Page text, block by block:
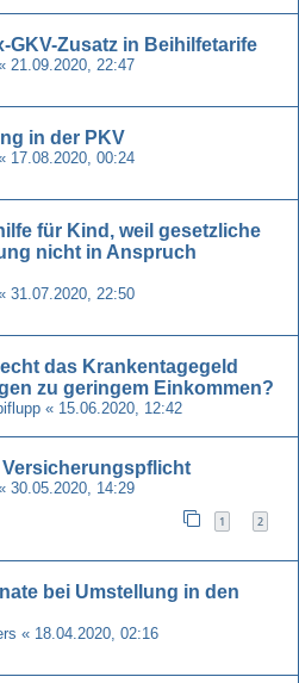
GKV-Zusatz in Beihilfetarife
21.09.2020, 22:47
in der PKV
17.08.2020, 00:24
für Kind, weil gesetzliche
nicht in Anspruch
31.07.2020, 22:50
das Krankentagegeld
zu geringem Einkommen?
« 15.06.2020, 12:42
30.05.2020, 14:29
1 2
bei Umstellung in den
« 18.04.2020, 02:16